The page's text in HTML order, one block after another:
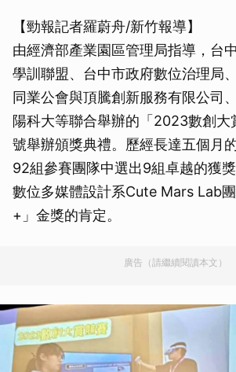
【勁報記者羅蔚舟/新竹報導】
由經濟部產業園區管理局指導，台
學訓聯盟、台中市政府數位治理局
同業公會與頂騰創新服務有限公司
陽科大等聯合舉辦的「2023數創大
號舉辦頒獎典禮。歷經長達五個月
92組參賽團隊中選出9組卓越的獲
數位多媒體設計系Cute Mars Lab
+」金獎的肯定。
廣告（請繼續閱讀本文）